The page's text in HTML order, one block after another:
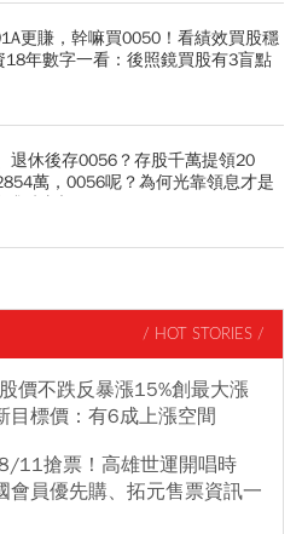
更賺，幹嘛買0050！看績效買股穩
18年數字一看：後照鏡買股有3盲點
退休後存0056？存股千萬提領20
萬，0056呢？為何光靠領息才是
酷真相
/ HOT STORIES /
價不跌反暴漲15%創最大漲
目標價：有6成上漲空間
11搶票！高雄世運開唱時
會員優先購、拓元售票資訊一